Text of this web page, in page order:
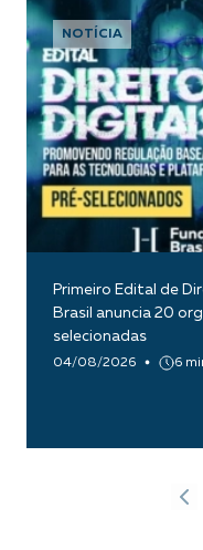
NOTÍCIA
Primeiro Edital de
Brasil anuncia 20
selecionadas
04/08/2026 6